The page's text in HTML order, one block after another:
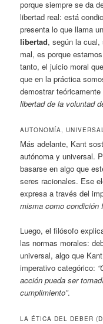
porque siempre se da
libertad real: está
presenta lo que llama
libertad, según la
mal, es porque
tanto, el juicio moral
que en la práctica
demostrar teóricamente
libertad de la voluntad
AUTONOMÍA,
Más adelante, Kant
autónoma y universal.
basarse en algo que
seres racionales. Ese
expresa a través del
misma como condición
Luego, el filósofo
las normas morales:
universal, algo que
imperativo categórico:
acción pueda ser
cumplimiento”.
LA ÉTICA DEL DEBER